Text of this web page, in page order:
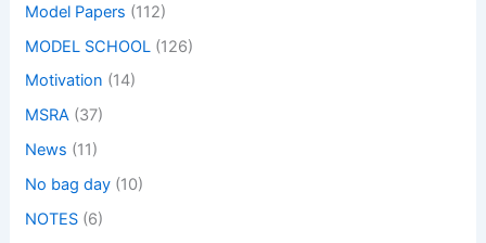
Model Papers (112)
MODEL SCHOOL (126)
Motivation (14)
MSRA (37)
News (11)
No bag day (10)
NOTES (6)